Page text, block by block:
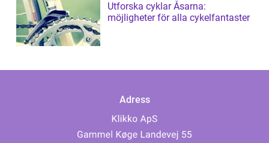
Utforska cyklar Åsarna:
möjligheter för alla cykelfantaster
Adress